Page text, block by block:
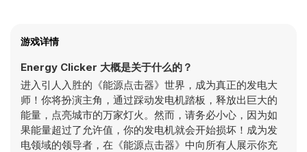
游戏详情
Energy Clicker 大概是关于什么的？
进入引人入胜的《能源点击器》世界，成为真正的发电大
师！你将扮演主角，通过踩动发电机踏板，释放出巨大的
能量，点亮城市的万家灯火。然而，请务必小心，因为如
果能量超过了允许值，你的发电机就会开始损坏！成为发
电领域的领导者，在《能源点击器》中向所有人展示你充